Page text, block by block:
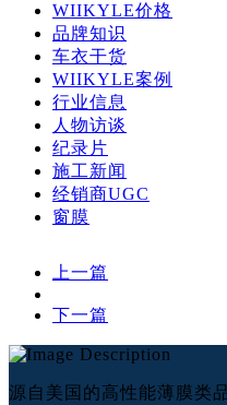
WIIKYLE价格
品牌知识
车衣干货
WIIKYLE案例
行业信息
人物访谈
纪录片
施工新闻
经销商UGC
窗膜
上一篇
下一篇
源自美国的高性能薄膜类